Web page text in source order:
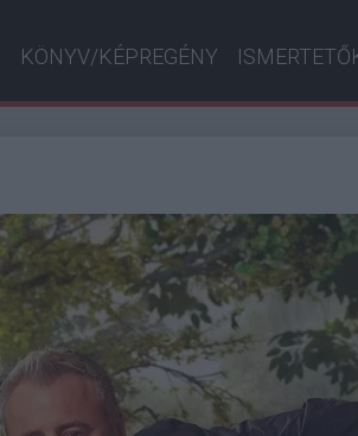
KÖNYV/KÉPREGÉNY